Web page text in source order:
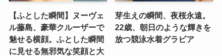
【ふとした瞬間】ヌーヴェ
ル藤島、豪華クルーザーで
魅せる横顔。ふとした瞬間
に見せる無邪気な笑顔と大
芽生えの瞬間、夜桜永遠。
22歳、朝日のような輝きを
放つ競泳水着グラビア